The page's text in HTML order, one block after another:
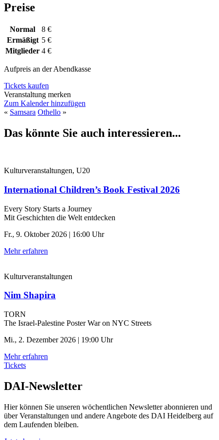
Preise
Normal
8 €
Ermäßigt 5 €
Mitglieder 4 €
Aufpreis an der Abendkasse
Tickets kaufen
Veranstaltung merken
Zum Kalender hinzufügen
« Samsara Othello »
Das könnte Sie auch interessieren...
Kulturveranstaltungen, U20
International Children’s Book Festival 2026
Every Story Starts a Journey
Mit Geschichten die Welt entdecken
Fr., 9. Oktober 2026 | 16:00 Uhr
Mehr erfahren
Kulturveranstaltungen
Nim Shapira
TORN
The Israel-Palestine Poster War on NYC Streets
Mi., 2. Dezember 2026 | 19:00 Uhr
Mehr erfahren
Tickets
DAI-Newsletter
Hier können Sie unseren wöchentlichen Newsletter abonnieren und
über Veranstaltungen und andere Angebote des DAI Heidelberg auf
dem Laufenden bleiben.